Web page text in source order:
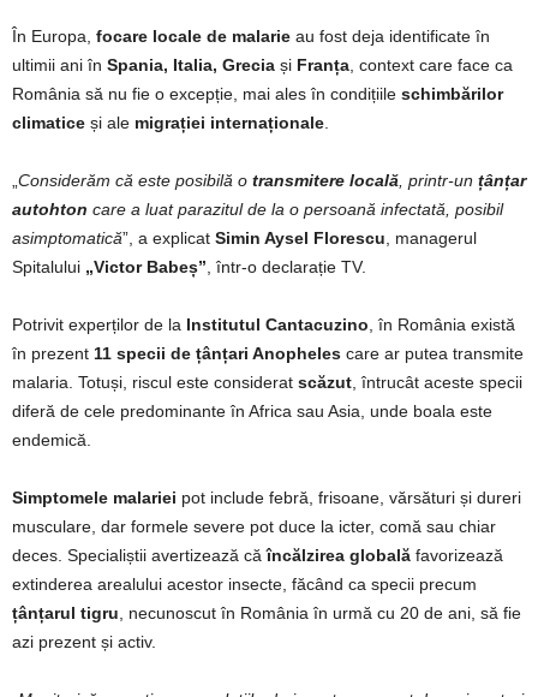
În Europa, focare locale de malarie au fost deja identificate în
ultimii ani în Spania, Italia, Grecia și Franța , context care face ca
România să nu fie o excepție, mai ales în condițiile schimbărilor
climatice și ale migrației internaționale
Considerăm că este posibilă o transmitere locală , printr-un țânțar
autohton care a luat parazitul de la o persoană infectată, posibil
asimptomatică”, a explicat Simin Aysel Florescu , managerul
Spitalului „Victor Babeș” , într-o declarație TV.
Potrivit experților de la Institutul Cantacuzino , în România există
în prezent 11 specii de țânțari Anopheles care ar putea transmite
malaria. Totuși, riscul este considerat scăzut , întrucât aceste specii
diferă de cele predominante în Africa sau Asia, unde boala este
endemică.
Simptomele malariei pot include febră, frisoane, vărsături și dureri
musculare, dar formele severe pot duce la icter, comă sau chiar
deces. Specialiștii avertizează căîncălzirea globală favorizează
extinderea arealului acestor insecte, făcând ca specii precum
țânțarul tigru , necunoscut în România în urmă cu 20 de ani, să fie
azi prezent și activ.